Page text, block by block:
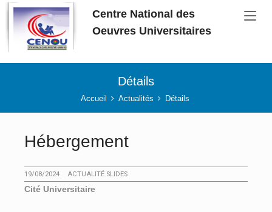
Aller au contenu principal
Centre National des
Oeuvres Universitaires
Détails
Accueil Actualités Détails
Hébergement
19/08/2024 ACTUALITÉ SLIDES
Cité Universitaire